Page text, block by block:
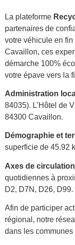
La plateforme
partenaires de
votre véhicule en
Cavaillon, ces
démarche 100%
votre épave vers la
Administration
84035). L’Hôtel de
84300 Cavaillon.
Démographie et
superficie de 45.92
Axes de
quotidiennes à
D2, D7N, D26, D99.
Afin de participer
régional, notre
dans les communes